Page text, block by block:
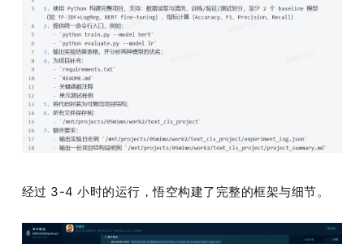
经过 3-4 小时的运行，悟空构建了完整的框架与细节。